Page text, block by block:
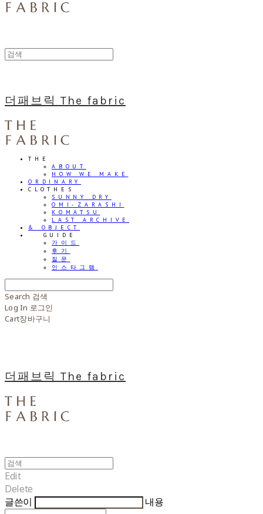
더패브릭 The fabric
THE
ABOUT
HOW WE MAKE
ORDINARY
CLOTHES
SUNNY DRY
OMI-ZARASHI
KOMATSU
LAST ARCHIVE
& OBJECT
⠀⠀GUIDE
가이드
후기
질문
인스타그램
Search 검색
Log In 로그인
Cart장바구니
더패브릭 The fabric
Edit
Delete
글쓴이
내용